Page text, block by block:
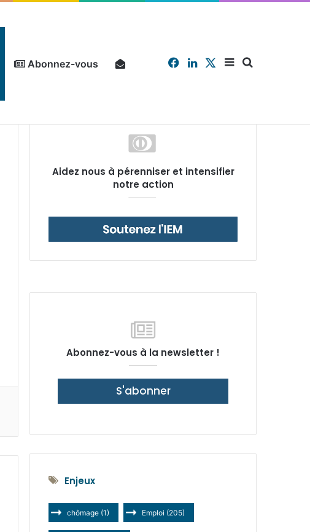
Abonnez-vous Sidebar
X
Linkedin
Facebook
Aidez nous à pérenniser et intensifier
notre action
Abonnez-vous à la newsletter !
S'abonner
Enjeux
chômage (1) Emploi (205)